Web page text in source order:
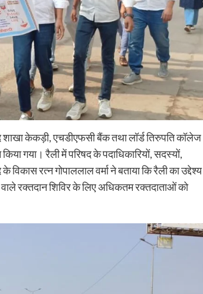
शाखा केकड़ी, एचडीएफसी बैंक तथा लॉर्ड तिरुपति कॉलेज
गया। रैली में परिषद के पदाधिकारियों, सदस्यों,
रत्न गोपाललाल वर्मा ने बताया कि रैली का उद्देश्य
रक्तदान शिविर के लिए अधिकतम रक्तदाताओं को